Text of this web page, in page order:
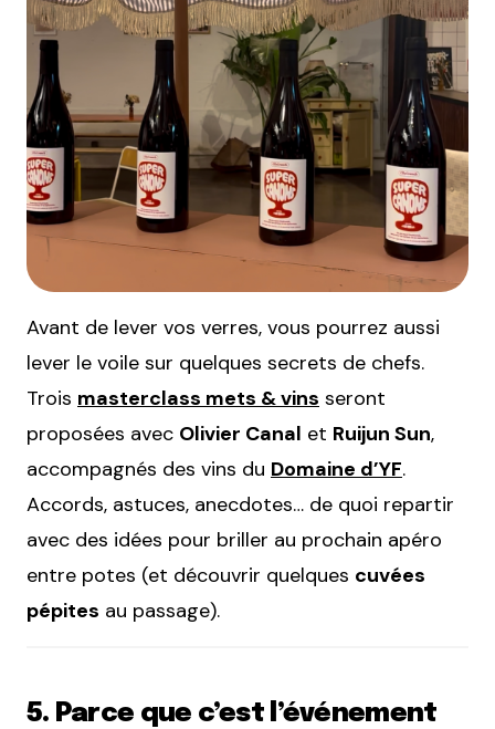
Avant de lever vos verres, vous pourrez aussi
lever le voile sur quelques secrets de chefs.
Trois masterclass mets & vins seront
proposées avec Olivier Canal et Ruijun Sun,
accompagnés des vins du Domaine d’YF.
Accords, astuces, anecdotes… de quoi repartir
avec des idées pour briller au prochain apéro
entre potes (et découvrir quelques cuvées
pépites au passage).
5. Parce que c’est l’événement